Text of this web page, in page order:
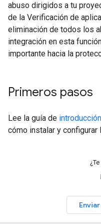
abuso dirigidos a tu
de la Verificación de
eliminación de todos los
integración en esta
importante hacia la
Primeros pasos
Lee la guía de introducción
cómo instalar y